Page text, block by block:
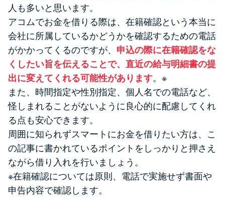
人も多いと思います。
アコムでお金を借りる際は、在籍確認という本当に
会社に所属しているかどうかを確認するための電話
がかかってくるのですが、 申込の際に在籍確認をな
くしたい旨を伝えることで、直近の給与明細書の提
出に変えてくれる可能性があります。※
また、時間指定や性別指定、個人名での電話など、
怪しまれることがないように良心的に配慮してくれ
る点も安心できます。
周囲に知られずスマートにお金を借りたい方は、こ
の記事に書かれているポイントをしっかりと押さえ
ながら借り入れを行いましょう。
※在籍確認については原則、電話で実施せず書面や
申告内容で確認します。